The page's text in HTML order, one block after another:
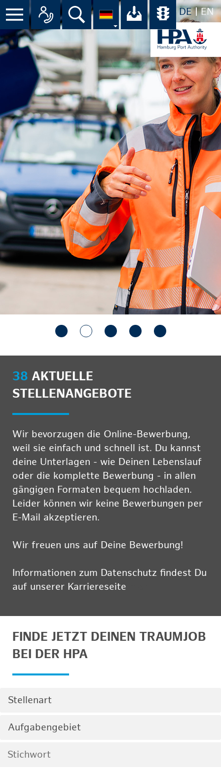
DE EN
Menü Alle Ansprechpartner im
Suche Ihr Download-
38 AKTUELLE
STELLENANGEBOTE
Wir bevorzugen die Online-Bewerbung,
weil sie einfach und schnell ist. Du kannst
deine Unterlagen - wie Deinen Lebenslauf
oder die komplette Bewerbung - in allen
gängigen Formaten bequem hochladen.
Leider können wir keine Bewerbungen per
E-Mail akzeptieren.
Wir freuen uns auf Deine Bewerbung!
Informationen zum Datenschutz findest Du
auf unserer Karriereseite
FINDE JETZT DEINEN TRAUMJOB
BEI DER HPA
Stellenart
Aufgabengebiet